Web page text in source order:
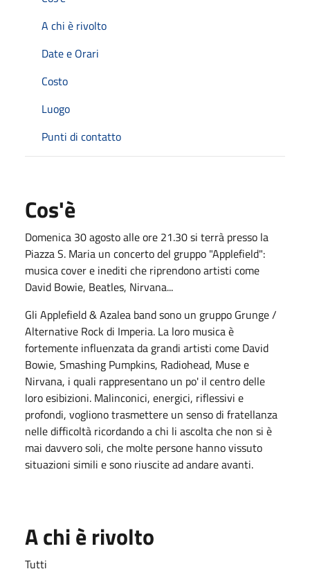
A chi è rivolto
Date e Orari
Costo
Luogo
Punti di contatto
Cos'è
Domenica 30 agosto alle ore 21.30 si terrà presso la
Piazza S. Maria un concerto del gruppo "Applefield":
musica cover e inediti che riprendono artisti come
David Bowie, Beatles, Nirvana...
Gli Applefield & Azalea band sono un gruppo Grunge /
Alternative Rock di Imperia. La loro musica è
fortemente influenzata da grandi artisti come David
Bowie, Smashing Pumpkins, Radiohead, Muse e
Nirvana, i quali rappresentano un po' il centro delle
loro esibizioni. Malinconici, energici, riflessivi e
profondi, vogliono trasmettere un senso di fratellanza
nelle difficoltà ricordando a chi li ascolta che non si è
mai davvero soli, che molte persone hanno vissuto
situazioni simili e sono riuscite ad andare avanti.
A chi è rivolto
Tutti